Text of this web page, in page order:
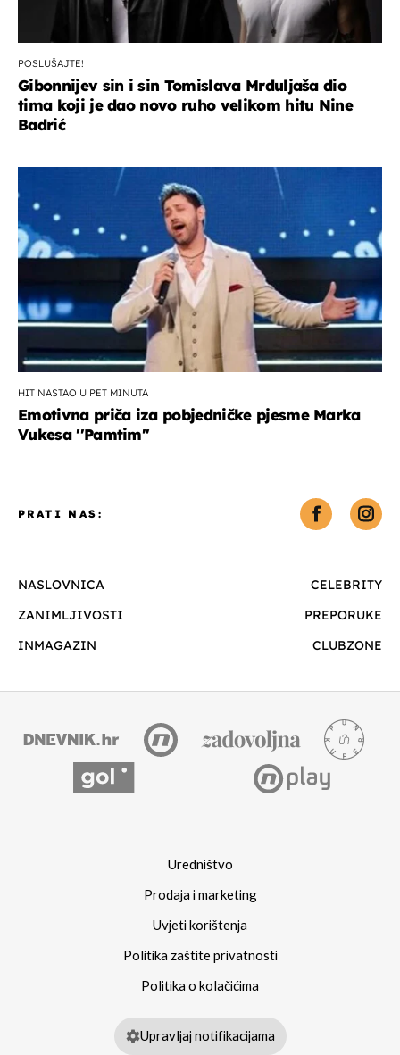
POSLUŠAJTE!
Gibonnijev sin i sin Tomislava Mrduljaša dio
tima koji je dao novo ruho velikom hitu Nine
Badrić
HIT NASTAO U PET MINUTA
Emotivna priča iza pobjedničke pjesme Marka
Vukesa ''Pamtim''
NASLOVNICA
CELEBRITY
ZANIMLJIVOSTI
PREPORUKE
INMAGAZIN
CLUBZONE
PRATI NAS:
Uredništvo
Prodaja i marketing
Uvjeti korištenja
Politika zaštite privatnosti
Politika o kolačićima
Upravljaj notifikacijama